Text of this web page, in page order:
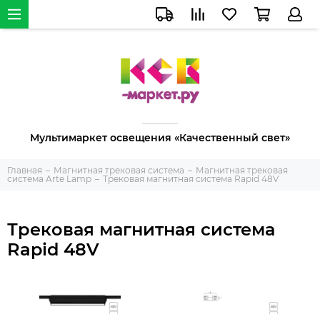
Мультимаркет освещения «Качественный свет»
Главная Магнитная трековая система
Магнитная трековая
система Arte Lamp
Трековая магнитная система Rapid 48V
Трековая магнитная система
Rapid 48V